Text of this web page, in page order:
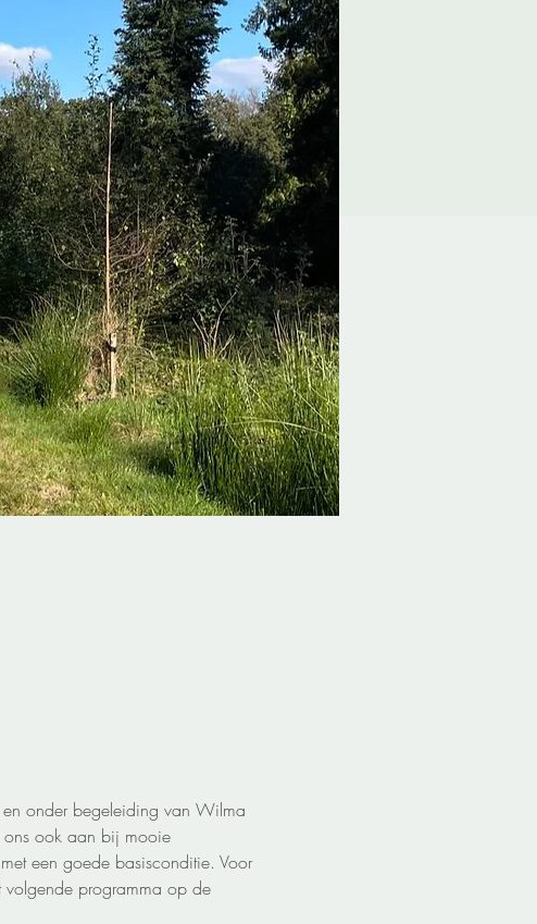
onder begeleiding van Wilma
ons ook aan bij mooie
een goede basisconditie. Voor
programma op de